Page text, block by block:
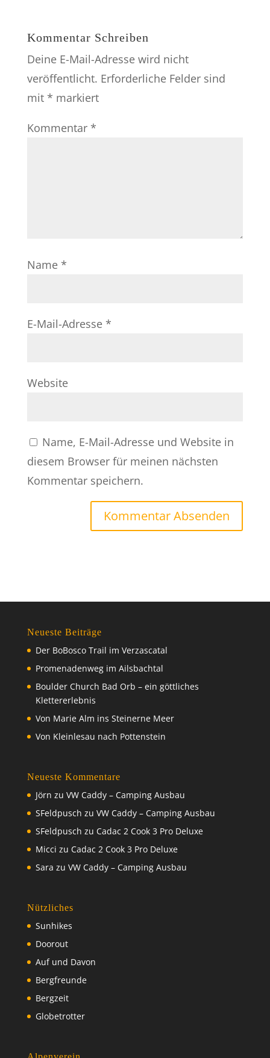
Kommentar Schreiben
Deine E-Mail-Adresse wird nicht
veröffentlicht. Erforderliche Felder sind
mit * markiert
Kommentar *
Name *
E-Mail-Adresse *
Website
Name, E-Mail-Adresse und Website in
diesem Browser für meinen nächsten
Kommentar speichern.
Neueste Beiträge
Der BoBosco Trail im Verzascatal
Promenadenweg im Ailsbachtal
Boulder Church Bad Orb – ein göttliches
Klettererlebnis
Von Marie Alm ins Steinerne Meer
Von Kleinlesau nach Pottenstein
Neueste Kommentare
Jörn zu VW Caddy – Camping Ausbau
SFeldpusch zu VW Caddy – Camping Ausbau
SFeldpusch zu Cadac 2 Cook 3 Pro Deluxe
Micci zu Cadac 2 Cook 3 Pro Deluxe
Sara zu VW Caddy – Camping Ausbau
Nützliches
Sunhikes
Doorout
Auf und Davon
Bergfreunde
Bergzeit
Globetrotter